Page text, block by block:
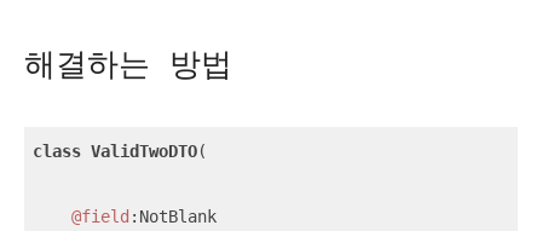
해결하는 방법
class ValidTwoDTO(
@field :NotBlank